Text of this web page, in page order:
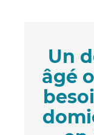
Un
âgé